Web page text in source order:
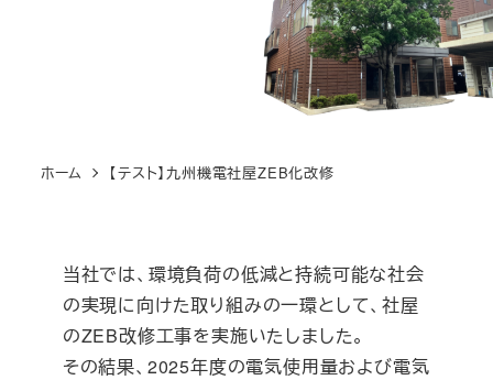
ホーム 【テスト】九州機電社屋ZEB化改修
当社では、環境負荷の低減と持続可能な社会
の実現に向けた取り組みの一環として、社屋
のZEB改修工事を実施いたしました。
その結果、2025年度の電気使用量および電気